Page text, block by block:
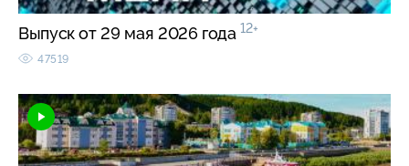
Выпуск от 29 мая 2026 года 12+
47519